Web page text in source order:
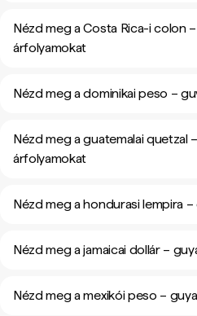
Nézd meg a Costa Rica-i colon
árfolyamokat
Nézd meg a dominikai peso –
Nézd meg a guatemalai quetzal
árfolyamokat
Nézd meg a hondurasi lempira
Nézd meg a jamaicai dollár –
Nézd meg a mexikói peso –